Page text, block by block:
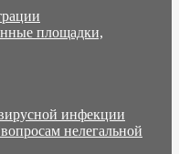
площадки,
инфекции
нелегальной